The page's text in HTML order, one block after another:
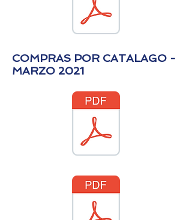
COMPRAS POR CATALAGO -
MARZO 2021